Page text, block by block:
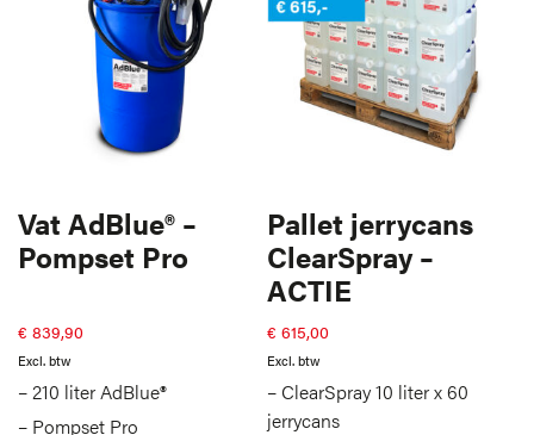
Vat AdBlue® –
Pompset Pro
€ 839,90
Excl. btw
– 210 liter AdBlue®
– Pompset Pro
Pallet jerrycans
ClearSpray –
ACTIE
€ 615,00
Excl. btw
– ClearSpray 10 liter x 60
jerrycans